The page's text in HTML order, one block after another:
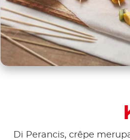
Di Perancis, crêpe